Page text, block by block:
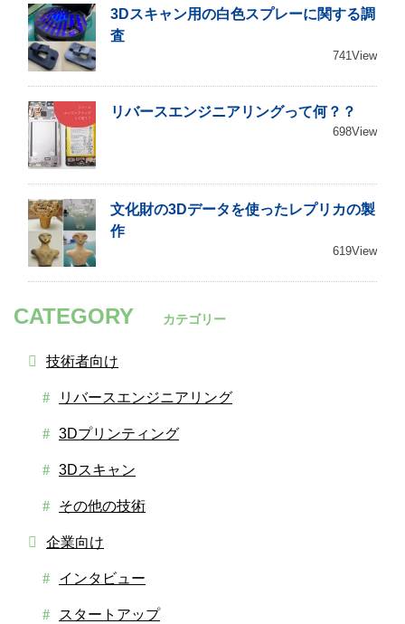
3Dスキャン用の白色スプレーに関する調
査
741View
リバースエンジニアリングって何？？
698View
文化財の3Dデータを使ったレプリカの製
作
619View
CATEGORY カテゴリー
技術者向け
リバースエンジニアリング
3Dプリンティング
3Dスキャン
その他の技術
企業向け
インタビュー
スタートアップ